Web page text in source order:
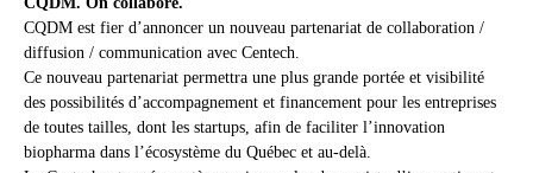
CQDM est fier d’annoncer un nouveau partenariat de collaboration /
diffusion / communication avec Centech.
Ce nouveau partenariat permettra une plus grande portée et visibilité
des possibilités d’accompagnement et financement pour les entreprises
de toutes tailles, dont les startups, afin de faciliter l’innovation
biopharma dans l’écosystème du Québec et au-delà.